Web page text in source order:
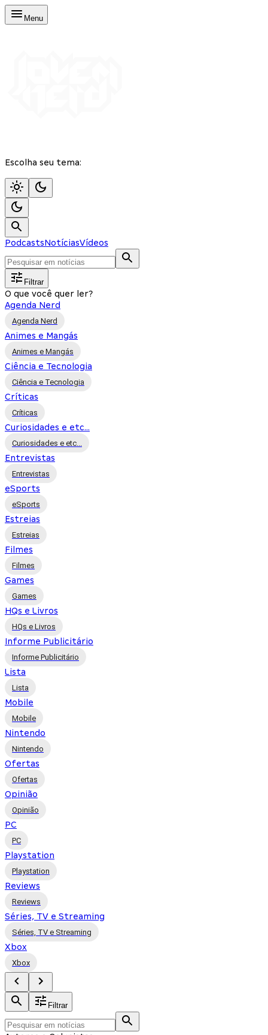
Menu
Escolha seu tema:
PodcastsNotíciasVídeos
Filtrar
O que você quer ler?
Agenda Nerd
Agenda Nerd
Animes e Mangás
Animes e Mangás
Ciência e Tecnologia
Ciência e Tecnologia
Críticas
Críticas
Curiosidades e etc...
Curiosidades e etc...
Entrevistas
Entrevistas
eSports
eSports
Estreias
Estreias
Filmes
Filmes
Games
Games
HQs e Livros
HQs e Livros
Informe Publicitário
Informe Publicitário
Lista
Lista
Mobile
Mobile
Nintendo
Nintendo
Ofertas
Ofertas
Opinião
Opinião
PC
PC
Playstation
Playstation
Reviews
Reviews
Séries, TV e Streaming
Séries, TV e Streaming
Xbox
Xbox
Filtrar